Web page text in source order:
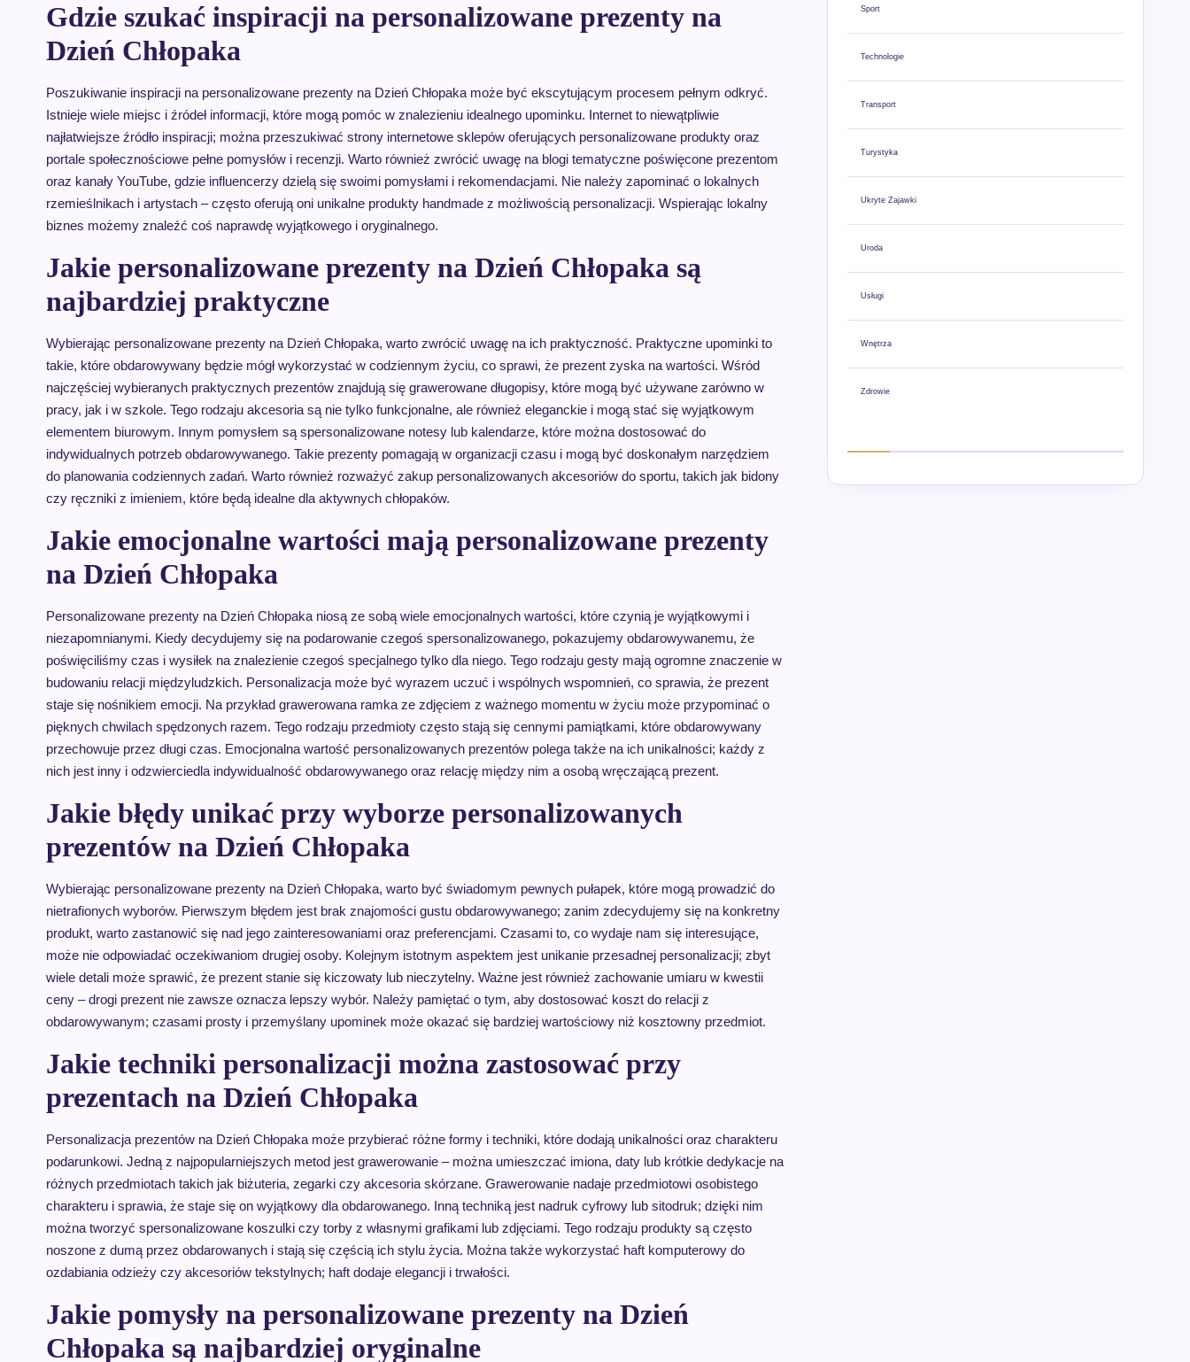
Gdzie szukać inspiracji na personalizowane prezenty na
Dzień Chłopaka
Poszukiwanie inspiracji na personalizowane prezenty na Dzień Chłopaka może być ekscytującym procesem pełnym odkryć.
Istnieje wiele miejsc i źródeł informacji, które mogą pomóc w znalezieniu idealnego upominku. Internet to niewątpliwie
najłatwiejsze źródło inspiracji; można przeszukiwać strony internetowe sklepów oferujących personalizowane produkty oraz
portale społecznościowe pełne pomysłów i recenzji. Warto również zwrócić uwagę na blogi tematyczne poświęcone prezentom
oraz kanały YouTube, gdzie influencerzy dzielą się swoimi pomysłami i rekomendacjami. Nie należy zapominać o lokalnych
rzemieślnikach i artystach – często oferują oni unikalne produkty handmade z możliwością personalizacji. Wspierając lokalny
biznes możemy znaleźć coś naprawdę wyjątkowego i oryginalnego.
Jakie personalizowane prezenty na Dzień Chłopaka są
najbardziej praktyczne
Wybierając personalizowane prezenty na Dzień Chłopaka, warto zwrócić uwagę na ich praktyczność. Praktyczne upominki to
takie, które obdarowywany będzie mógł wykorzystać w codziennym życiu, co sprawi, że prezent zyska na wartości. Wśród
najczęściej wybieranych praktycznych prezentów znajdują się grawerowane długopisy, które mogą być używane zarówno w
pracy, jak i w szkole. Tego rodzaju akcesoria są nie tylko funkcjonalne, ale również eleganckie i mogą stać się wyjątkowym
elementem biurowym. Innym pomysłem są spersonalizowane notesy lub kalendarze, które można dostosować do
indywidualnych potrzeb obdarowywanego. Takie prezenty pomagają w organizacji czasu i mogą być doskonałym narzędziem
do planowania codziennych zadań. Warto również rozważyć zakup personalizowanych akcesoriów do sportu, takich jak bidony
czy ręczniki z imieniem, które będą idealne dla aktywnych chłopaków.
Jakie emocjonalne wartości mają personalizowane prezenty
na Dzień Chłopaka
Personalizowane prezenty na Dzień Chłopaka niosą ze sobą wiele emocjonalnych wartości, które czynią je wyjątkowymi i
niezapomnianymi. Kiedy decydujemy się na podarowanie czegoś spersonalizowanego, pokazujemy obdarowywanemu, że
poświęciliśmy czas i wysiłek na znalezienie czegoś specjalnego tylko dla niego. Tego rodzaju gesty mają ogromne znaczenie w
budowaniu relacji międzyludzkich. Personalizacja może być wyrazem uczuć i wspólnych wspomnień, co sprawia, że prezent
staje się nośnikiem emocji. Na przykład grawerowana ramka ze zdjęciem z ważnego momentu w życiu może przypominać o
pięknych chwilach spędzonych razem. Tego rodzaju przedmioty często stają się cennymi pamiątkami, które obdarowywany
przechowuje przez długi czas. Emocjonalna wartość personalizowanych prezentów polega także na ich unikalności; każdy z
nich jest inny i odzwierciedla indywidualność obdarowywanego oraz relację między nim a osobą wręczającą prezent.
Jakie błędy unikać przy wyborze personalizowanych
prezentów na Dzień Chłopaka
Wybierając personalizowane prezenty na Dzień Chłopaka, warto być świadomym pewnych pułapek, które mogą prowadzić do
nietrafionych wyborów. Pierwszym błędem jest brak znajomości gustu obdarowywanego; zanim zdecydujemy się na konkretny
produkt, warto zastanowić się nad jego zainteresowaniami oraz preferencjami. Czasami to, co wydaje nam się interesujące,
może nie odpowiadać oczekiwaniom drugiej osoby. Kolejnym istotnym aspektem jest unikanie przesadnej personalizacji; zbyt
wiele detali może sprawić, że prezent stanie się kiczowaty lub nieczytelny. Ważne jest również zachowanie umiaru w kwestii
ceny – drogi prezent nie zawsze oznacza lepszy wybór. Należy pamiętać o tym, aby dostosować koszt do relacji z
obdarowywanym; czasami prosty i przemyślany upominek może okazać się bardziej wartościowy niż kosztowny przedmiot.
Jakie techniki personalizacji można zastosować przy
prezentach na Dzień Chłopaka
Personalizacja prezentów na Dzień Chłopaka może przybierać różne formy i techniki, które dodają unikalności oraz charakteru
podarunkowi. Jedną z najpopularniejszych metod jest grawerowanie – można umieszczać imiona, daty lub krótkie dedykacje na
różnych przedmiotach takich jak biżuteria, zegarki czy akcesoria skórzane. Grawerowanie nadaje przedmiotowi osobistego
charakteru i sprawia, że staje się on wyjątkowy dla obdarowanego. Inną techniką jest nadruk cyfrowy lub sitodruk; dzięki nim
można tworzyć spersonalizowane koszulki czy torby z własnymi grafikami lub zdjęciami. Tego rodzaju produkty są często
noszone z dumą przez obdarowanych i stają się częścią ich stylu życia. Można także wykorzystać haft komputerowy do
ozdabiania odzieży czy akcesoriów tekstylnych; haft dodaje elegancji i trwałości.
Jakie pomysły na personalizowane prezenty na Dzień
Chłopaka są najbardziej oryginalne
Sport
Technologie
Transport
Turystyka
Ukryte Zajawki
Uroda
Usługi
Wnętrza
Zdrowie